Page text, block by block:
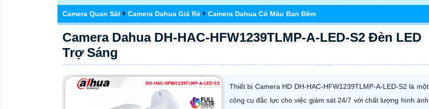
Camera Quan Sát Camera Dahua Giá Rẻ Camera Dahua Có Màu Ban Đêm
Camera Dahua DH-HAC-HFW1239TLMP-A-LED-S2 Đèn LED
Trợ Sáng
Thiết bị Camera HD DH-HAC-HFW1239TLMP-A-LED-S2 là một
công cụ đắc lực cho việc giám sát 24/7 với chất lượng hình ảnh